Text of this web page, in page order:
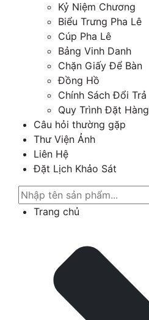
Kỷ Niệm Chương
Biểu Trưng Pha Lê
Cúp Pha Lê
Bảng Vinh Danh
Chặn Giấy Để Bàn
Đồng Hồ
Chính Sách Đổi Trả
Quy Trình Đặt Hàng
Câu hỏi thường gặp
Thư Viện Ảnh
Liên Hệ
Đặt Lịch Khảo Sát
Trang chủ